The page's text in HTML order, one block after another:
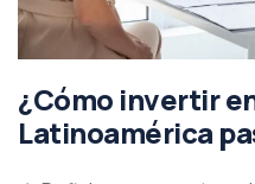
¿Cómo invertir
Latinoamérica